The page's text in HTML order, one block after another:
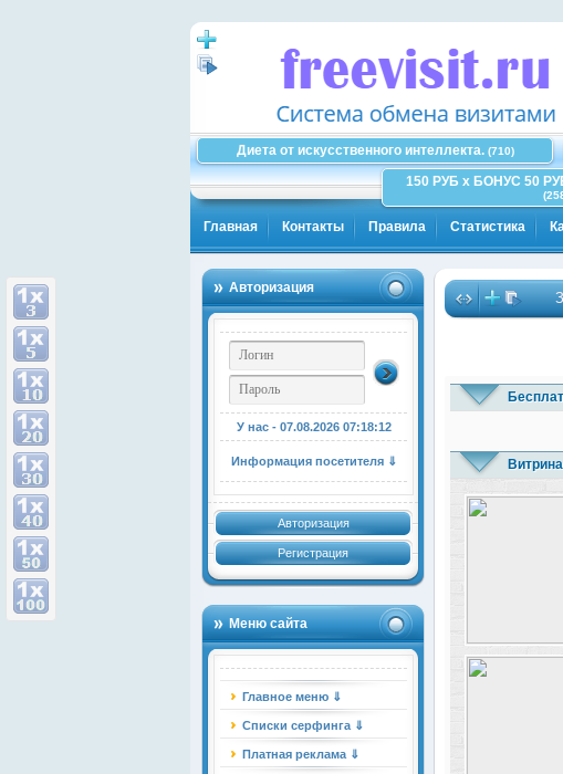
Диета от искусственного интеллекта.(710)
150 РУБ x БОНУС 50
Главная Контакты Правила Статистика
Авторизация
У нас - 07.08.2026 07:18:13
Информация посетителя ⇓
Авторизация
Регистрация
Меню сайта
Главное меню ⇓
Списки серфинга ⇓
Платная реклама ⇓
Здесь